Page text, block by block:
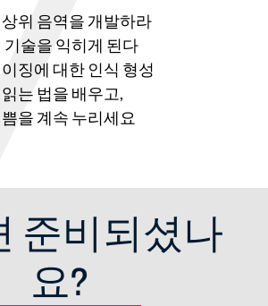
위 음역을 개발하라
기술을 익히게 된다
징에 대한 인식 형성
는 법을 배우고,
을 계속 누리세요
준비되셨나
요?